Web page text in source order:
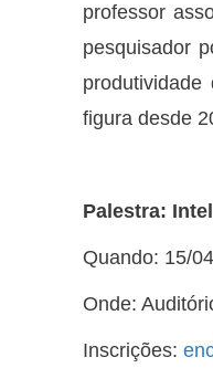
professor
pesquisador
figura desde
Palestra:
Quando: 15/
Onde:
Inscrições: